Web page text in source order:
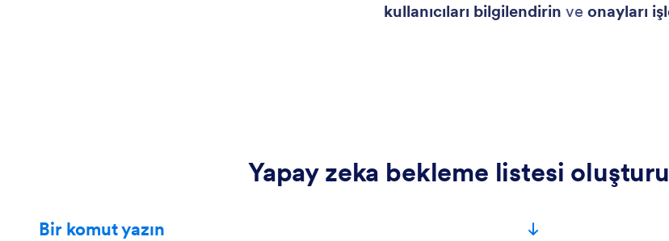
kullanıcıları bilgilendirin ve onayları
Yapay zeka bekleme listesi
Bir komut yazın